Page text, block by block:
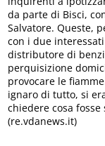
da parte di Bisci,
Salvatore. Queste,
con i due
distributore di
perquisizione
provocare le
ignaro di tutto, si
chiedere cosa fosse
(re.vdanews.it)